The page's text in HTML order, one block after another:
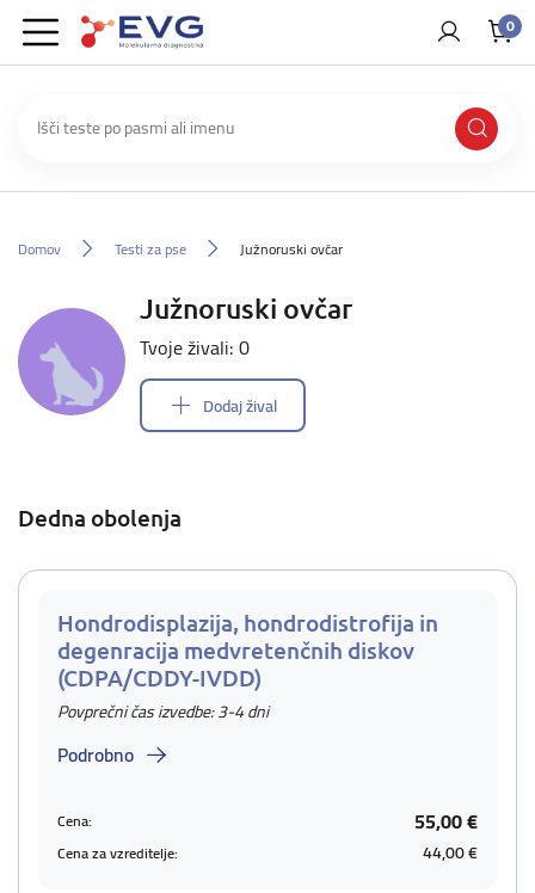
0
Domov Testi za pse Južnoruski ovčar
Južnoruski ovčar
Tvoje živali: 0
Dodaj žival
Dedna obolenja
Hondrodisplazija, hondrodistrofija in
degenracija medvretenčnih diskov
(CDPA/CDDY-IVDD)
Povprečni čas izvedbe: 3-4 dni
Podrobno
Cena: 55,00 €
Cena za vzreditelje: 44,00 €